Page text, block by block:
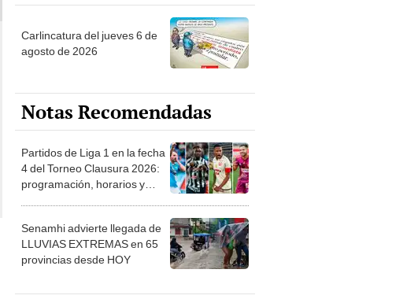
Carlincatura del jueves 6 de
agosto de 2026
Notas Recomendadas
Partidos de Liga 1 en la fecha
4 del Torneo Clausura 2026:
programación, horarios y
Senamhi advierte llegada de
LLUVIAS EXTREMAS en 65
provincias desde HOY